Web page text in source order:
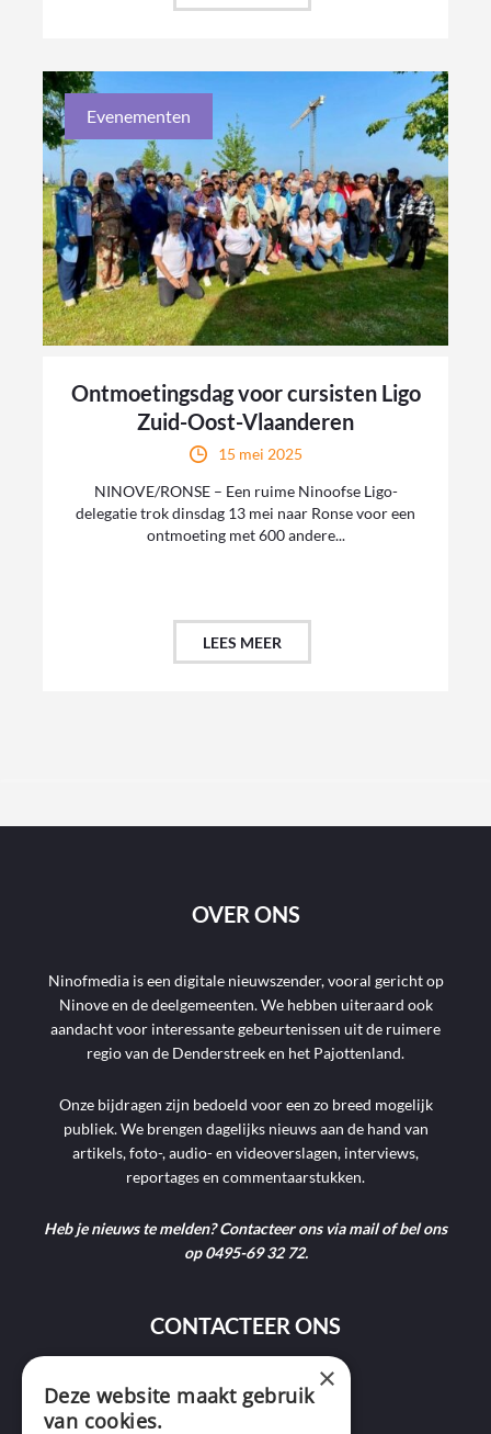
Evenementen
Ontmoetingsdag voor cursisten Ligo
Zuid-Oost-Vlaanderen
15 mei 2025
NINOVE/RONSE – Een ruime Ninoofse Ligo-
delegatie trok dinsdag 13 mei naar Ronse voor een
ontmoeting met 600 andere...
LEES MEER
OVER ONS
Ninofmedia is een digitale nieuwszender, vooral gericht op
Ninove en de deelgemeenten. We hebben uiteraard ook
aandacht voor interessante gebeurtenissen uit de ruimere
regio van de Denderstreek en het Pajottenland.
Onze bijdragen zijn bedoeld voor een zo breed mogelijk
publiek. We brengen dagelijks nieuws aan de hand van
artikels, foto-, audio- en videoverslagen, interviews,
reportages en commentaarstukken.
Heb je nieuws te melden? Contacteer ons via mail of bel ons
op 0495-69 32 72.
CONTACTEER ONS
9400 Ninove ×
Deze website maakt gebruik
van cookies.